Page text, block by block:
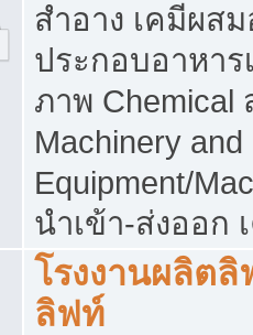
สำอาง เคมีผส
ประกอบอาหาร
ภาพ Chemical
Machinery
Equipment/
นำเข้า-ส่งออก
โรงงานผลิต
ลิฟท์